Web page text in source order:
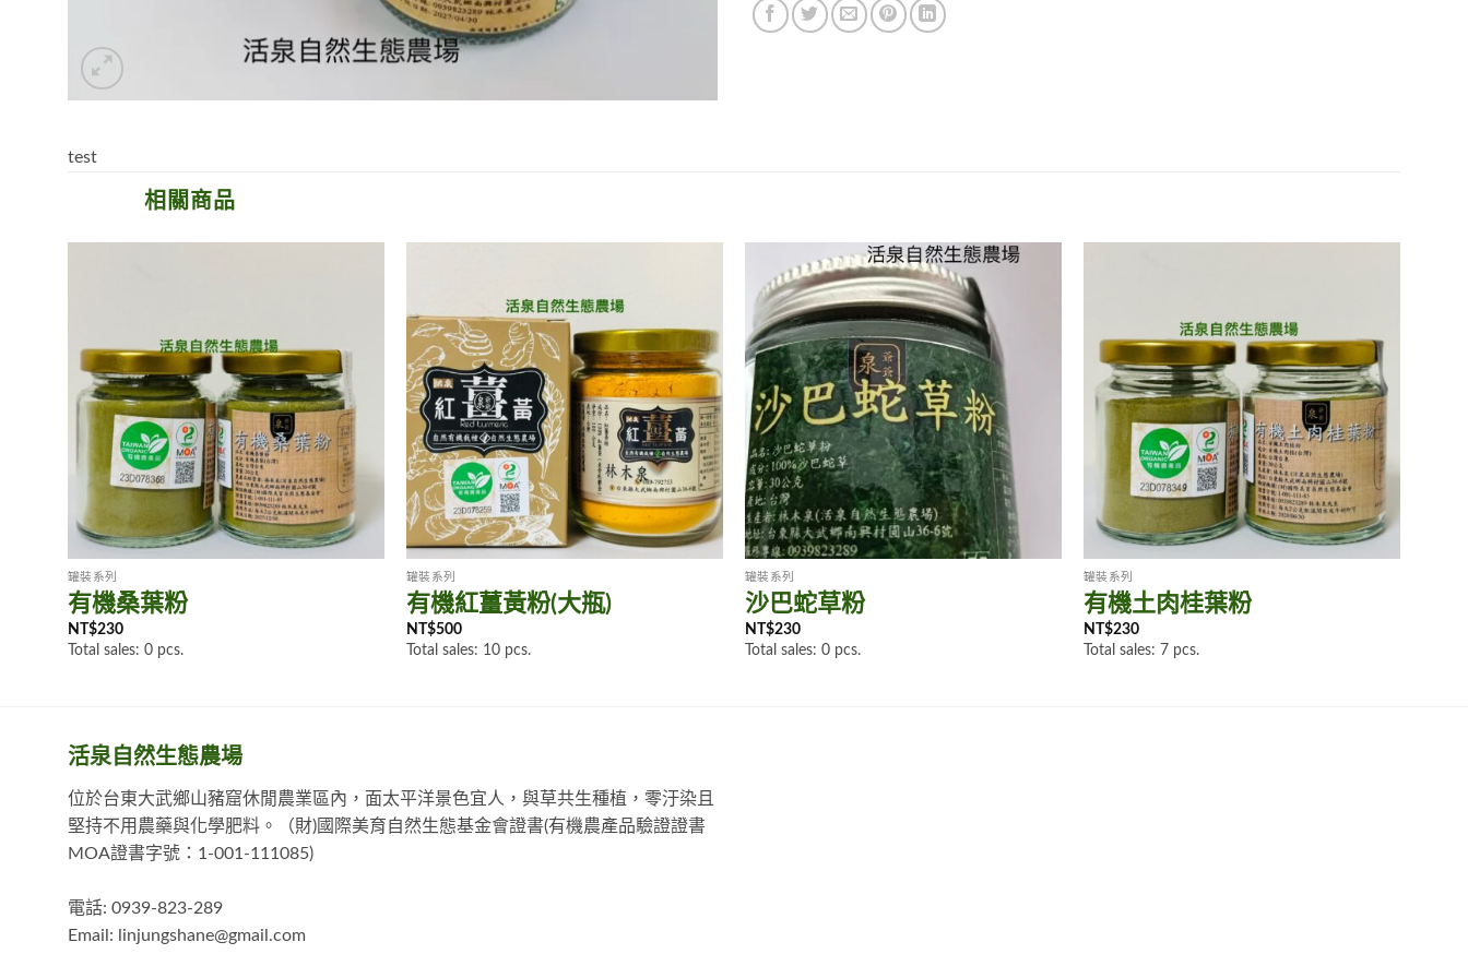
test
相關商品
罐裝系列
有機桑葉粉
NT$230
Total sales: 0 pcs.
罐裝系列
有機紅薑黃粉(大瓶)
NT$500
Total sales: 10 pcs.
罐裝系列
沙巴蛇草粉
NT$230
Total sales: 0 pcs.
罐裝系列
有機土肉桂葉粉
NT$230
Total sales: 7 pcs.
活泉自然生態農場
位於台東大武鄉山豬窟休閒農業區內，面太平洋景色宜人，與草共生種植，零汙染且
堅持不用農藥與化學肥料。（財)國際美育自然生態基金會證書(有機農產品驗證證書
MOA證書字號：1-001-111085)
電話: 0939-823-289
Email:
linjungshane@gmail.com